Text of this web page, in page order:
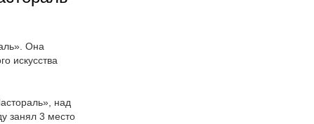
Она
искусства
над
занял 3 место